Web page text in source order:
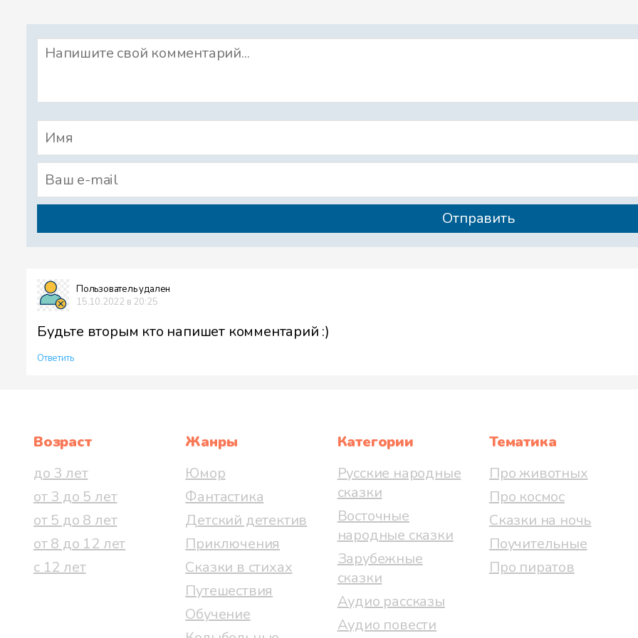
Пользователь удален
15.10.2022 в 20:25
Будьте вторым кто напишет комментарий :)
Ответить
Возраст
до 3 лет
от 3 до 5 лет
от 5 до 8 лет
от 8 до 12 лет
с 12 лет
Жанры
Юмор
Фантастика
Детский детектив
Приключения
Сказки в стихах
Путешествия
Обучение
Категории
Русские народные
сказки
Восточные
народные сказки
Зарубежные
сказки
Аудио рассказы
Аудио повести
Тематика
Про животных
Про космос
Сказки на ночь
Поучительные
Про пиратов